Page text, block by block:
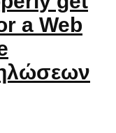
a Web